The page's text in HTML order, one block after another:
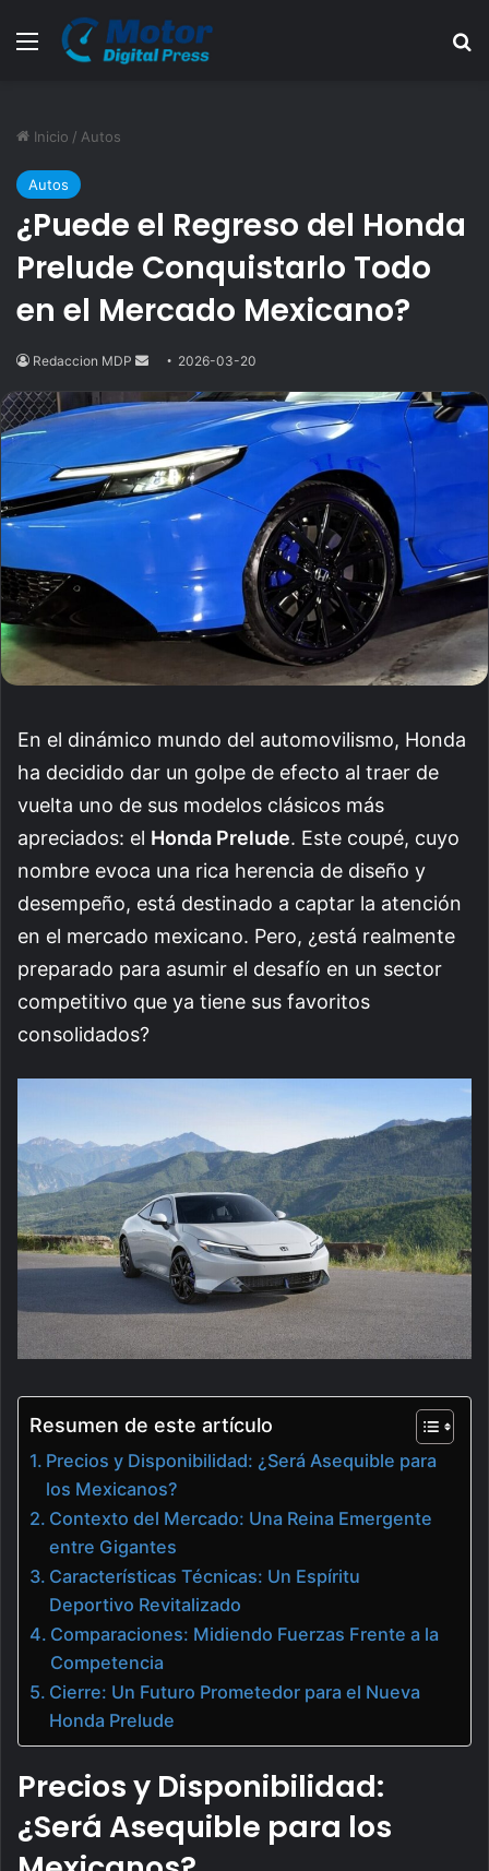
Menú
Inicio / Autos
Autos
¿Puede el Regreso del Honda
Prelude Conquistarlo Todo
en el Mercado Mexicano?
Redaccion MDP
Send
email
2026-03-20
En el dinámico mundo del automovilismo, Honda
ha decidido dar un golpe de efecto al traer de
vuelta uno de sus modelos clásicos más
apreciados: el Honda Prelude. Este coupé, cuyo
nombre evoca una rica herencia de diseño y
desempeño, está destinado a captar la atención
en el mercado mexicano. Pero, ¿está realmente
preparado para asumir el desafío en un sector
competitivo que ya tiene sus favoritos
consolidados?
Resumen de este artículo
Precios y Disponibilidad: ¿Será Asequible para
los Mexicanos?
Contexto del Mercado: Una Reina Emergente
entre Gigantes
Características Técnicas: Un Espíritu
Deportivo Revitalizado
Comparaciones: Midiendo Fuerzas Frente a la
Competencia
Cierre: Un Futuro Prometedor para el Nueva
Honda Prelude
Precios y Disponibilidad:
¿Será Asequible para los